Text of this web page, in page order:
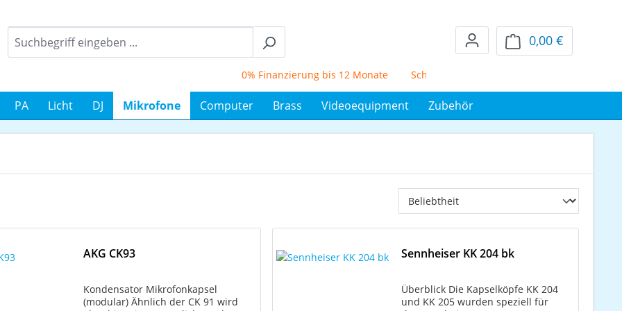
0% Finanzierung bis 12 Monate Schufafreier Mietkauf über 72 Monate
0,00 €
PA Licht DJ Mikrofone Computer Brass Videoequipment Zubehör
AKG CK93
Kondensator Mikrofonkapsel
(modular) Ähnlich der CK 91 wird
Sennheiser KK 204 bk
Überblick Die Kapselköpfe KK 204
und KK 205 wurden speziell für